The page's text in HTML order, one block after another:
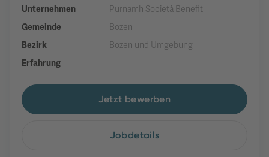
Unternehmen
Purnamh Società Benefit
Gemeinde
Bozen
Bezirk
Bozen und Umgebung
Erfahrung
Jetzt bewerben
Jobdetails